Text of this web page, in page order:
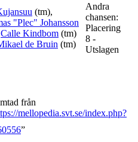
(tm),
"Plec" Johansson
Calle Kindbom (tm)
de Bruin (tm)
Andra
chansen:
Placering
8 -
Utslagen
från
mellopedia.svt.se/index.php?
”